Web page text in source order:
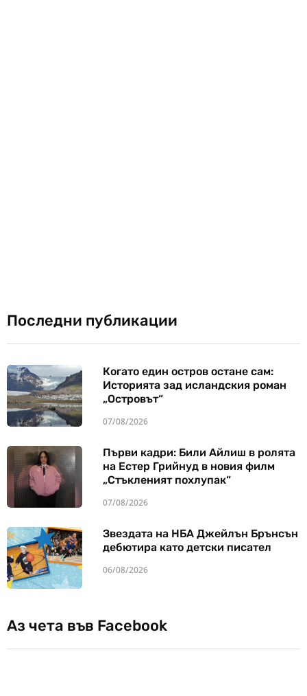
Последни публикации
Когато един остров остане сам:
Историята зад исландския роман
„Островът“
07/08/2026
Първи кадри: Били Айлиш в ролята
на Естер Грийнуд в новия филм
„Стъкленият похлупак“
07/08/2026
Звездата на НБА Джейлън Брънсън
дебютира като детски писател
06/08/2026
Аз чета във Facebook